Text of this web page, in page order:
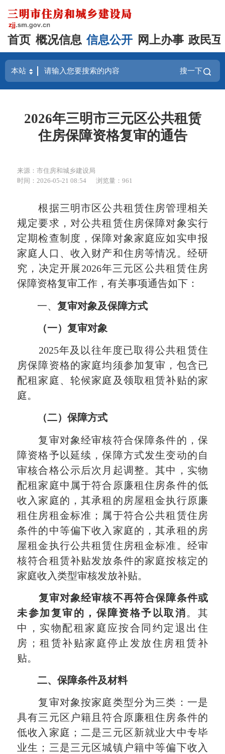
首页 概况信息 信息公开 网上办事 政民
搜一下
2026年三明市三元区公共租赁
住房保障资格复审的通告
来源：市住房和城乡建设局
时间：2026-05-21 08:54
浏览量：961
根据三明市区公共租赁住房管理相关
规定要求，对公共租赁住房保障对象实行
定期检查制度，保障对象家庭应如实申报
家庭人口、收入财产和住房等情况。经研
究，决定开展2026年三元区公共租赁住房
保障资格复审工作，有关事项通告如下：
一、复审对象及保障方式
（一）复审对象
2025年及以往年度已取得公共租赁住
房保障资格的家庭均须参加复审，包含已
配租家庭、轮候家庭及领取租赁补贴的家
庭。
（二）保障方式
复审对象经审核符合保障条件的，保
障资格予以延续，保障方式发生变动的自
审核合格公示后次月起调整。其中，实物
配租家庭中属于符合原廉租住房条件的低
收入家庭的，其承租的房屋租金执行原廉
租住房租金标准；属于符合公共租赁住房
条件的中等偏下收入家庭的，其承租的房
屋租金执行公共租赁住房租金标准。经审
核符合租赁补贴发放条件的家庭按核定的
家庭收入类型审核发放补贴。
复审对象经审核不再符合保障条件或
未参加复审的，保障资格予以取消。其
中，实物配租家庭应按合同约定退出住
房；租赁补贴家庭停止发放住房租赁补
贴。
二、保障条件及材料
复审对象按家庭类型分为三类：一是
具有三元区户籍且符合原廉租住房条件的
低收入家庭；二是三元区新就业大中专毕
业生；三是三元区城镇户籍中等偏下收入